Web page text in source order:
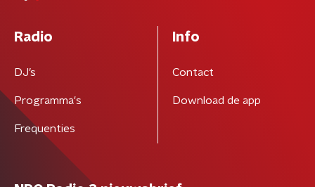
Radio
DJ’s
Programma's
Frequenties
Info
Contact
Download de app